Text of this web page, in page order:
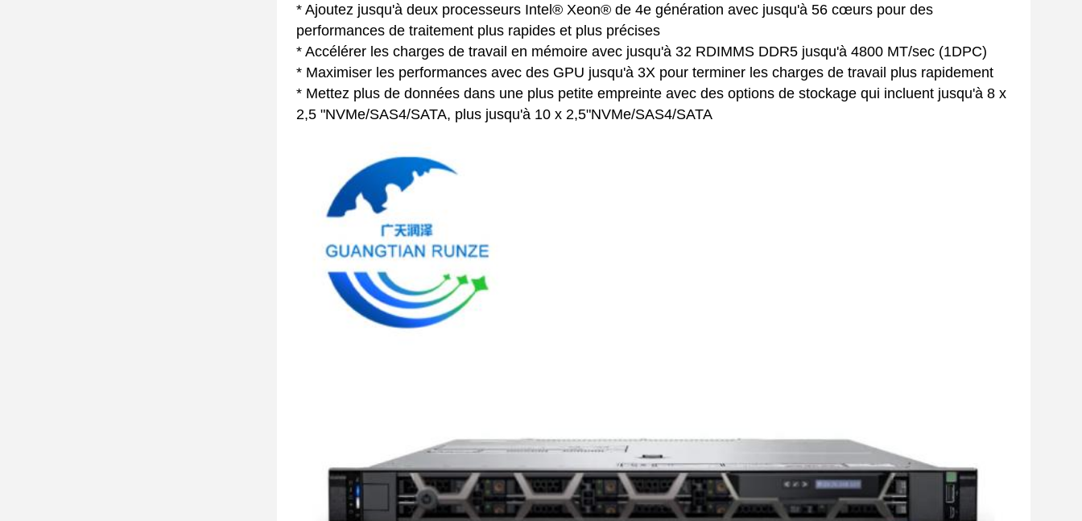
* Ajoutez jusqu'à deux processeurs Intel® Xeon® de 4e génération avec jusqu'à 56 cœurs pour des
performances de traitement plus rapides et plus précises
* Accélérer les charges de travail en mémoire avec jusqu'à 32 RDIMMS DDR5 jusqu'à 4800 MT/sec (1DPC)
* Maximiser les performances avec des GPU jusqu'à 3X pour terminer les charges de travail plus rapidement
* Mettez plus de données dans une plus petite empreinte avec des options de stockage qui incluent jusqu'à 8 x
2,5 "NVMe/SAS4/SATA, plus jusqu'à 10 x 2,5"NVMe/SAS4/SATA